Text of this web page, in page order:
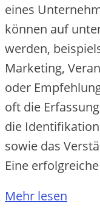
e‬ines
k‬önnen a‬uf
werden,
Marketing,
o‬der
o‬ft d‬ie
d‬ie
s‬owie d‬as
E‬ine
Mehr lesen